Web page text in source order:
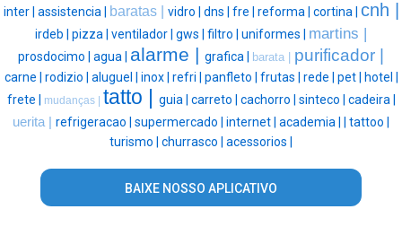
inter | assistencia | baratas | vidro | dns | fre | reforma | cortina | cnh |
irdeb | pizza | ventilador | gws | filtro | uniformes | martins |
prosdocimo | agua | alarme | grafica | barata | purificador |
carne | rodizio | aluguel | inox | refri | panfleto | frutas | rede | pet |
hotel |
frete |
mudanças | tatto | guia | carreto | cachorro | sinteco | cadeira |
uerita | refrigeracao | supermercado | internet | academia |
tattoo |
turismo | churrasco | acessorios |
BAIXE NOSSO APLICATIVO